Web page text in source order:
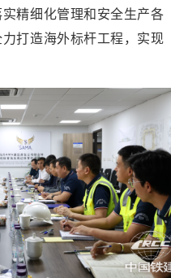
精细化管理和安全生产各
打造海外标杆工程，实现